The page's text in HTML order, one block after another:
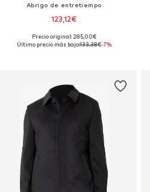
Abrigo de entretiempo
123,12€
Tallas disponibles: L-XL, XL, XL-XXL
Precio original: 285,00€
Último precio más bajo:133,38€-7%